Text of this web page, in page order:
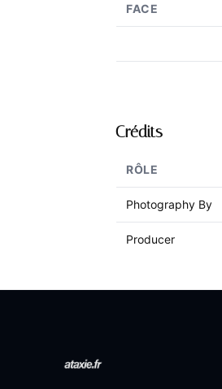
FACE
Crédits
RÔLE
Photography By
Producer